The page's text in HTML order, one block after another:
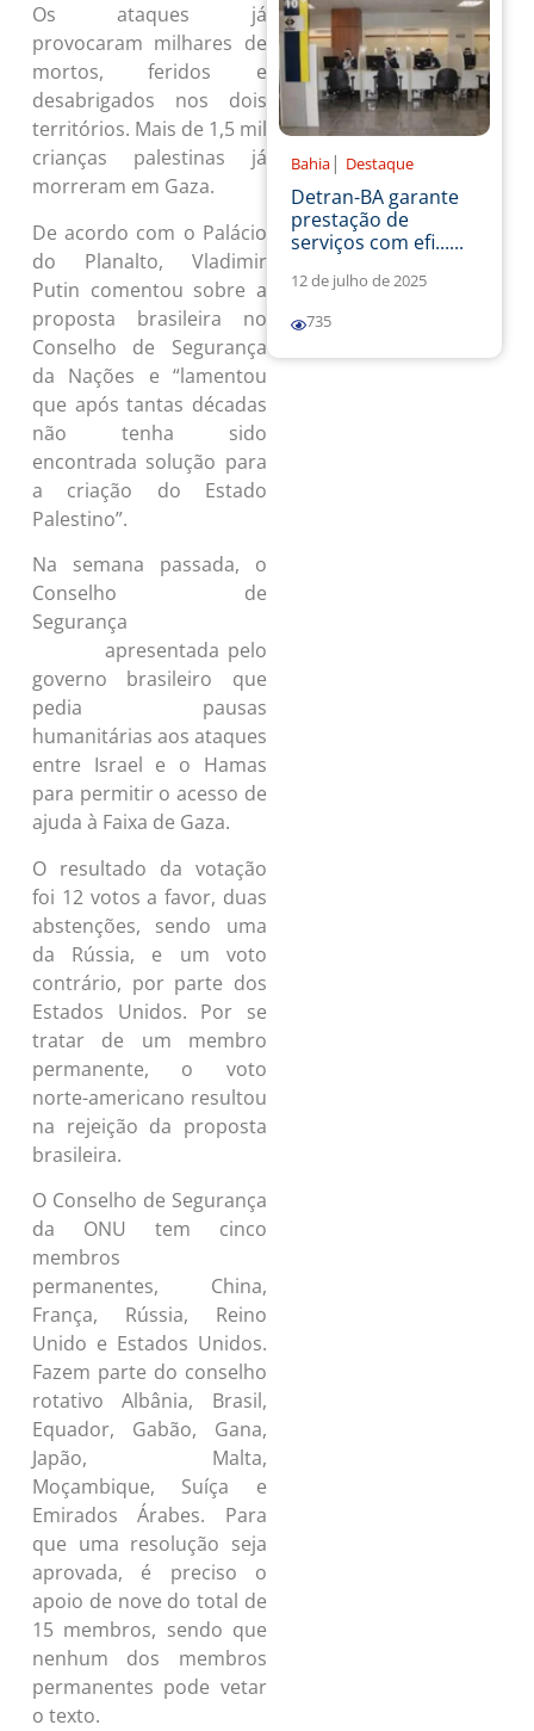
Os ataques já
provocaram milhares de
mortos, feridos e
desabrigados nos dois
territórios. Mais de 1,5 mil
crianças palestinas já
morreram em Gaza.
De acordo com o Palácio
do Planalto, Vladimir
Putin comentou sobre a
proposta brasileira no
Conselho de Segurança
da Nações e “lamentou
que após tantas décadas
não tenha sido
encontrada solução para
a criação do Estado
Palestino”.
Na semana passada, o
Conselho de
Segurança
apresentada pelo
governo brasileiro que
pedia pausas
humanitárias aos ataques
entre Israel e o Hamas
para permitir o acesso de
ajuda à Faixa de Gaza.
O resultado da votação
foi 12 votos a favor, duas
abstenções, sendo uma
da Rússia, e um voto
contrário, por parte dos
Estados Unidos. Por se
tratar de um membro
permanente, o voto
norte-americano resultou
na rejeição da proposta
brasileira.
O Conselho de Segurança
da ONU tem cinco
membros
permanentes, China,
França, Rússia, Reino
Unido e Estados Unidos.
Fazem parte do conselho
rotativo Albânia, Brasil,
Equador, Gabão, Gana,
Japão, Malta,
Moçambique, Suíça e
Emirados Árabes. Para
que uma resolução seja
aprovada, é preciso o
apoio de nove do total de
15 membros, sendo que
nenhum dos membros
permanentes pode vetar
o texto.
Bahia | Destaque
Detran-BA garante
prestação de
serviços com efi......
12 de julho de 2025
735